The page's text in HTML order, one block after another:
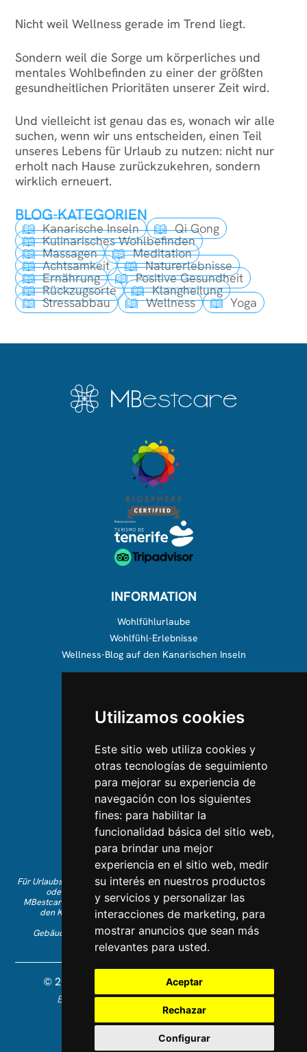
Utilizamos cookies
Este sitio web utiliza cookies y
otras tecnologías de seguimiento
para mejorar su experiencia de
navegación con los siguientes
fines: para habilitar la
funcionalidad básica del sitio web,
para brindar una mejor
experiencia en el sitio web, medir
su interés en nuestros productos
y servicios y personalizar las
interacciones de marketing, para
mostrar anuncios que sean más
relevantes para usted.
Aceptar
Rechazar
Configurar
Nicht weil Wellness gerade im Trend liegt.
Sondern weil die Sorge um körperliches und
mentales Wohlbefinden zu einer der größten
gesundheitlichen Prioritäten unserer Zeit wird.
Und vielleicht ist genau das es, wonach wir alle
suchen, wenn wir uns entscheiden, einen Teil
unseres Lebens für Urlaub zu nutzen: nicht nur
erholt nach Hause zurückzukehren, sondern
wirklich erneuert.
BLOG-KATEGORIEN
Kanarische Inseln Qi Gong
Kulinarisches Wohlbefinden
Massagen Meditation
Achtsamkeit Naturerlebnisse
Ernährung Positive Gesundheit
Rückzugsorte Klangheilung
Stressabbau Wellness Yoga
INFORMATION
Wohlfühlurlaube
Wohlfühl-Erlebnisse
Wellness-Blog auf den Kanarischen Inseln
Über uns
KONTAKTIEREN SIE UNS
Kontaktieren Sie uns
Folgen Sie uns auf Instagram
Gefällt Ihnen auf Facebook
Finden Sie uns auf LinkedIn
Für Urlaubsbuchungen auf Englisch rufen Sie bitte +34 641 28 63 83 an
oder schreiben Sie eine E-Mail an
info@mbestcare.com
MBestcare gehört zu Intervenciones Turísticas S.L., eingetragen auf
den Kanarischen Inseln mit Unternehmens-ID: B-38757464.
Reiseveranstalterlizenz: I.AV 0003871.1.
Gebäude Olimpo de la Candelaria Nr. 1 - 38003 Santa Cruz de
Tenerife, Spanien
© 2026 MBestcare. Alle Rechte vorbehalten.
Entworfen und entwickelt von Constelladev
Datenschutzrichtlinie
Allgemeinen Geschäftsbedingungen
Cookies